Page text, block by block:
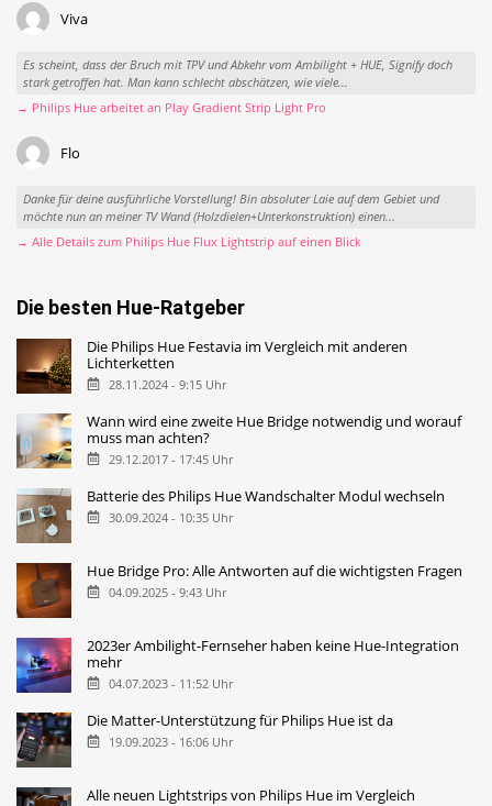
Viva
Es scheint, dass der Bruch mit TPV und Abkehr vom Ambilight + HUE, Signify doch
stark getroffen hat. Man kann schlecht abschätzen, wie viele...
→ Philips Hue arbeitet an Play Gradient Strip Light Pro
Flo
Danke für deine ausführliche Vorstellung! Bin absoluter Laie auf dem Gebiet und
möchte nun an meiner TV Wand (Holzdielen+Unterkonstruktion) einen...
→ Alle Details zum Philips Hue Flux Lightstrip auf einen Blick
Die besten Hue-Ratgeber
Die Philips Hue Festavia im Vergleich mit anderen
Lichterketten
28.11.2024 - 9:15 Uhr
Wann wird eine zweite Hue Bridge notwendig und worauf
muss man achten?
29.12.2017 - 17:45 Uhr
Batterie des Philips Hue Wandschalter Modul wechseln
30.09.2024 - 10:35 Uhr
Hue Bridge Pro: Alle Antworten auf die wichtigsten Fragen
04.09.2025 - 9:43 Uhr
2023er Ambilight-Fernseher haben keine Hue-Integration
mehr
04.07.2023 - 11:52 Uhr
Die Matter-Unterstützung für Philips Hue ist da
19.09.2023 - 16:06 Uhr
Alle neuen Lightstrips von Philips Hue im Vergleich